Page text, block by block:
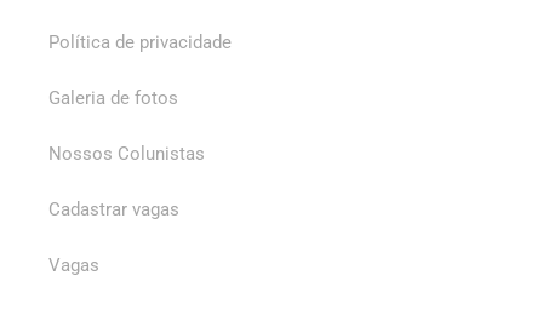
Política de privacidade
Galeria de fotos
Nossos Colunistas
Cadastrar vagas
Vagas